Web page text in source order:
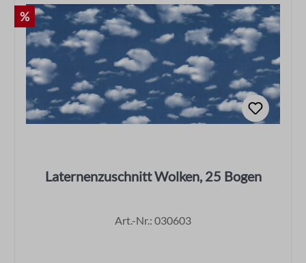
Rabatt
%
Laternenzuschnitt Wolken, 25 Bogen
Art.-Nr.: 030603